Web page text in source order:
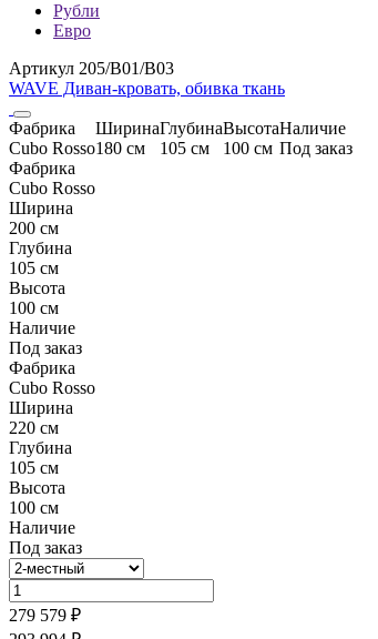
Рубли
Евро
Артикул 205/B01/B03
WAVE Диван-кровать, обивка ткань
Фабрика
Cubo Rosso
Ширина
180 см
Глубина
105 см
Высота
100 см
Наличие
Под заказ
Фабрика
Cubo Rosso
Ширина
200 см
Глубина
105 см
Высота
100 см
Наличие
Под заказ
Фабрика
Cubo Rosso
Ширина
220 см
Глубина
105 см
Высота
100 см
Наличие
Под заказ
279 579 ₽